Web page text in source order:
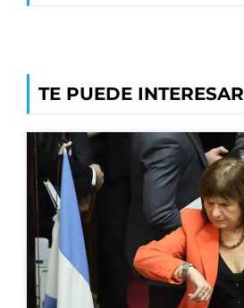
TE PUEDE INTERESAR